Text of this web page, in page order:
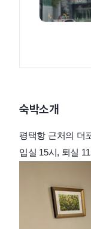
숙박소개
평택항 근처의 더
입실 15시, 퇴실